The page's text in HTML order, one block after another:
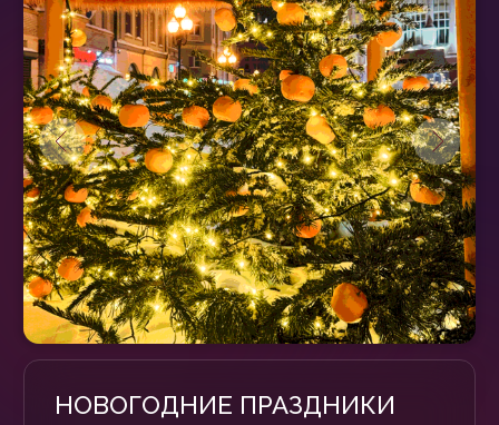
ДЕНЬ ПОБЕДЫ
Разрабатываем концепцию
оформленияс учётом
значимости локаций — где
проходят памятные
мероприятия.
Используем патриотическую
(триколор, Знамя Победы, копии